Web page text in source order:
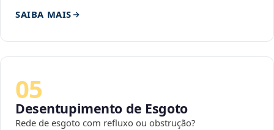
SAIBA MAIS
05
Desentupimento de Esgoto
Rede de esgoto com refluxo ou obstrução?